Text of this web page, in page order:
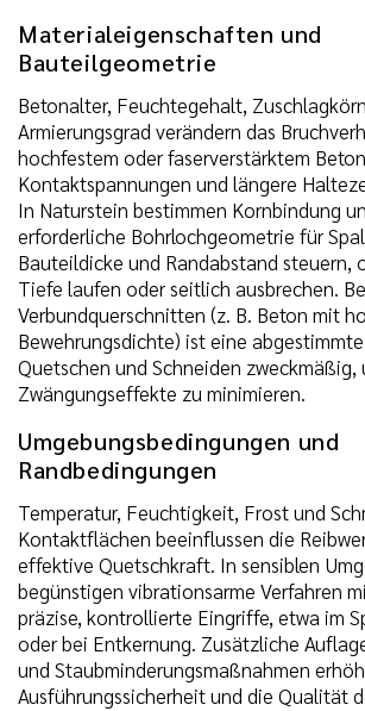
Materialeigenschaften und
Bauteilgeometrie
Betonalter, Feuchtegehalt,
Armierungsgrad verändern das
hochfestem oder faserverstärktem
Kontaktspannungen und längere
In Naturstein bestimmen Kornbindung
erforderliche Bohrlochgeometrie für
Bauteildicke und Randabstand steuern,
Tiefe laufen oder seitlich ausbrechen.
Verbundquerschnitten (z. B. Beton mit
Bewehrungsdichte) ist eine
Quetschen und Schneiden zweckmäßig,
Zwängungseffekte zu minimieren.
Umgebungsbedingungen und
Randbedingungen
Temperatur, Feuchtigkeit, Frost und
Kontaktflächen beeinflussen die
effektive Quetschkraft. In sensiblen
begünstigen vibrationsarme Verfahren
präzise, kontrollierte Eingriffe, etwa im
oder bei Entkernung. Zusätzliche
und Staubminderungsmaßnahmen
Ausführungssicherheit und die Qualität